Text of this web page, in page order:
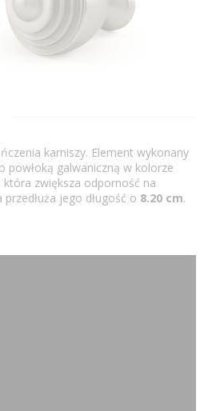
karniszy. Element wykonany
powłoką galwaniczną w kolorze
zwiększa odporność na
jego długość o 8.20 cm.